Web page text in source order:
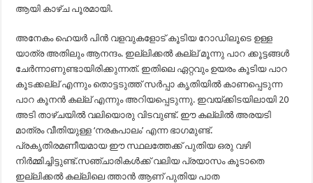
ആയി കാഴ്ച പൂരമായി.
അനേകം ഹെയര്‍ പിന്‍ വളവുകളോട് കൂടിയ റോഡിലൂടെ ഉള്ള
യാത്ര അതിലും ആനന്ദം. ഇല്ലിക്കല്‍ കല്ല് മൂന്നു പാറ ക്കൂട്ടങ്ങള്‍
ചേര്‍ന്നാണുണ്ടായിരിക്കുന്നത്. ഇതിലെ ഏറ്റവും ഉയരം കൂടിയ പാറ
കൂടക്കല്ല് എന്നും തൊട്ടടുത്ത് സര്‍പ്പാ കൃതിയില്‍ കാണപ്പെടുന്ന
പാറ കൂനന്‍ കല്ല് എന്നും അറിയപ്പെടുന്നു. ഇവയ്ക്കിടയിലായി 20
അടി താഴ്ചയില്‍ വലിയൊരു വിടവുണ്ട്. ഈ കല്ലില്‍ അരയടി
മാത്രം വീതിയുള്ള ‘നരകപാലം’ എന്ന ഭാഗമുണ്ട്.
പ്രകൃതിരമണീയമായ ഈ സ്ഥലത്തേക്ക് പുതിയ ഒരു വഴി
നിര്‍മ്മിച്ചിട്ടുണ്ട്.സഞ്ചാരികള്‍ക്ക് വലിയ പ്രയാസം കൂടാതെ
ഇല്ലിക്കല്‍ കല്ലിലെ ത്താന്‍ ആണ് പുതിയ പാത